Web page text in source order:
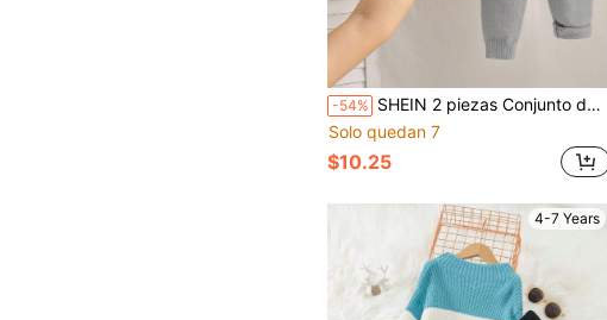
-54% SHEIN 2 piezas Conjunto de suéter tipo polo informal, cómodo y de moda simple y práctica para niños pequeños, adecuado para fiestas de cumpleaños, fiestas, espectáculos, ropa para niños, ropa escolar de vuelta a la escuela, ropa diaria, adecuado para viajes, adecuado para deportes, adecuado para otoño e invierno
Solo quedan 7
$10.25
4-7 Years